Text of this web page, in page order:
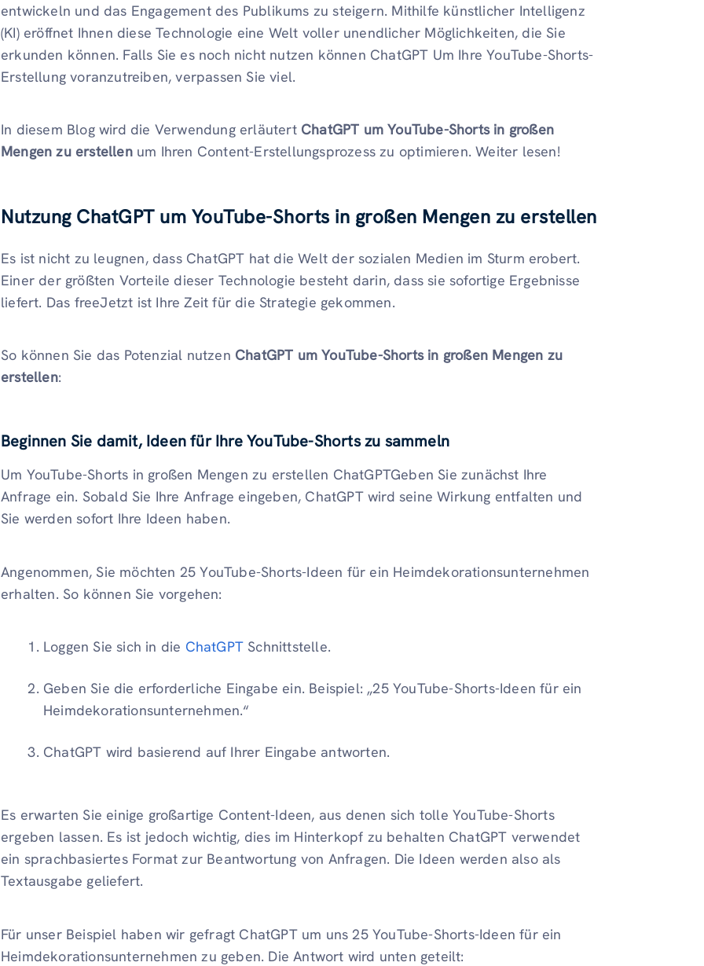
entwickeln und das Engagement des Publikums zu steigern. Mithilfe künstlicher Intelligenz
(KI) eröffnet Ihnen diese Technologie eine Welt voller unendlicher Möglichkeiten, die Sie
erkunden können. Falls Sie es noch nicht nutzen können ChatGPT Um Ihre YouTube-Shorts-
Erstellung voranzutreiben, verpassen Sie viel.
In diesem Blog wird die Verwendung erläutert ChatGPT um YouTube-Shorts in großen
Mengen zu erstellen um Ihren Content-Erstellungsprozess zu optimieren. Weiter lesen!
Nutzung ChatGPT um YouTube-Shorts in großen Mengen zu erstellen
Es ist nicht zu leugnen, dass ChatGPT hat die Welt der sozialen Medien im Sturm erobert.
Einer der größten Vorteile dieser Technologie besteht darin, dass sie sofortige Ergebnisse
liefert. Das freeJetzt ist Ihre Zeit für die Strategie gekommen.
So können Sie das Potenzial nutzen ChatGPT um YouTube-Shorts in großen Mengen zu
erstellen:
Beginnen Sie damit, Ideen für Ihre YouTube-Shorts zu sammeln
Um YouTube-Shorts in großen Mengen zu erstellen ChatGPTGeben Sie zunächst Ihre
Anfrage ein. Sobald Sie Ihre Anfrage eingeben, ChatGPT wird seine Wirkung entfalten und
Sie werden sofort Ihre Ideen haben.
Angenommen, Sie möchten 25 YouTube-Shorts-Ideen für ein Heimdekorationsunternehmen
erhalten. So können Sie vorgehen:
Loggen Sie sich in die ChatGPT Schnittstelle.
Geben Sie die erforderliche Eingabe ein. Beispiel: „25 YouTube-Shorts-Ideen für ein
Heimdekorationsunternehmen.“
ChatGPT wird basierend auf Ihrer Eingabe antworten.
Es erwarten Sie einige großartige Content-Ideen, aus denen sich tolle YouTube-Shorts
ergeben lassen. Es ist jedoch wichtig, dies im Hinterkopf zu behalten ChatGPT verwendet
ein sprachbasiertes Format zur Beantwortung von Anfragen. Die Ideen werden also als
Textausgabe geliefert.
Für unser Beispiel haben wir gefragt ChatGPT um uns 25 YouTube-Shorts-Ideen für ein
Heimdekorationsunternehmen zu geben. Die Antwort wird unten geteilt: